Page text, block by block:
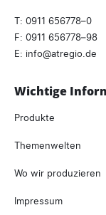
T: 0911 656778–0
F: 0911 656778–98
E: info atregio.de
Wichtige
Produkte
Themenwelten
Wo wir produzieren
Impressum